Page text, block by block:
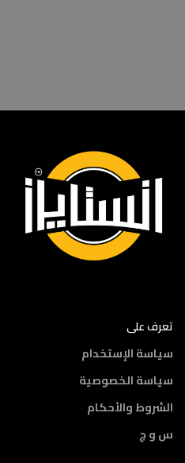
تعرف على
سياسة الإستخدام
سياسة الخصوصية
الشروط والأحكام
س و ج